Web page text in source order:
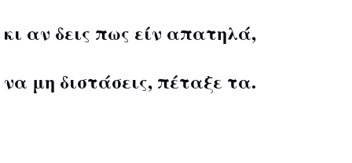
κι αν δεις πως είν απατηλά,
να μη διστάσεις, πέταξε τα.